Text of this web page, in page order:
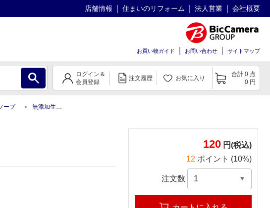
店舗情報 住まいのリフォーム 法人営業 会社概要
お買い物ガイド お問い合わせ サイトマップ
ログイン＆
会員登録
注文履歴 お気に入り
合計 0 点
0 円
ープ 無添加生石けん
120 円(税込)
12 ポイント (10%)
注文数